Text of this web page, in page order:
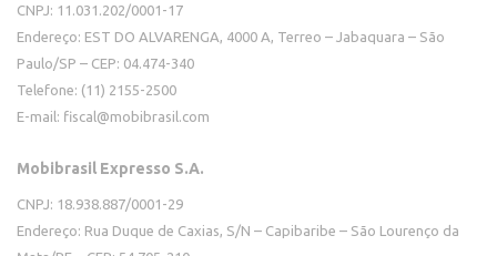
CNPJ: 11.031.202/0001-17
Endereço: EST DO ALVARENGA, 4000 A, Terreo – Jabaquara – São
Paulo/SP – CEP: 04.474-340
Telefone: (11) 2155-2500
E-mail: fiscal@mobibrasil.com
Mobibrasil Expresso S.A.
CNPJ: 18.938.887/0001-29
Endereço: Rua Duque de Caxias, S/N – Capibaribe – São Lourenço da